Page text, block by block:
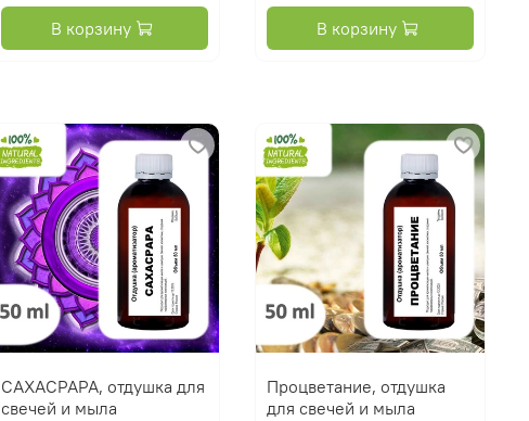
В корзину В корзину
САХАСРАРА, отдушка для
свечей и мыла
Процветание, отдушка
для свечей и мыла